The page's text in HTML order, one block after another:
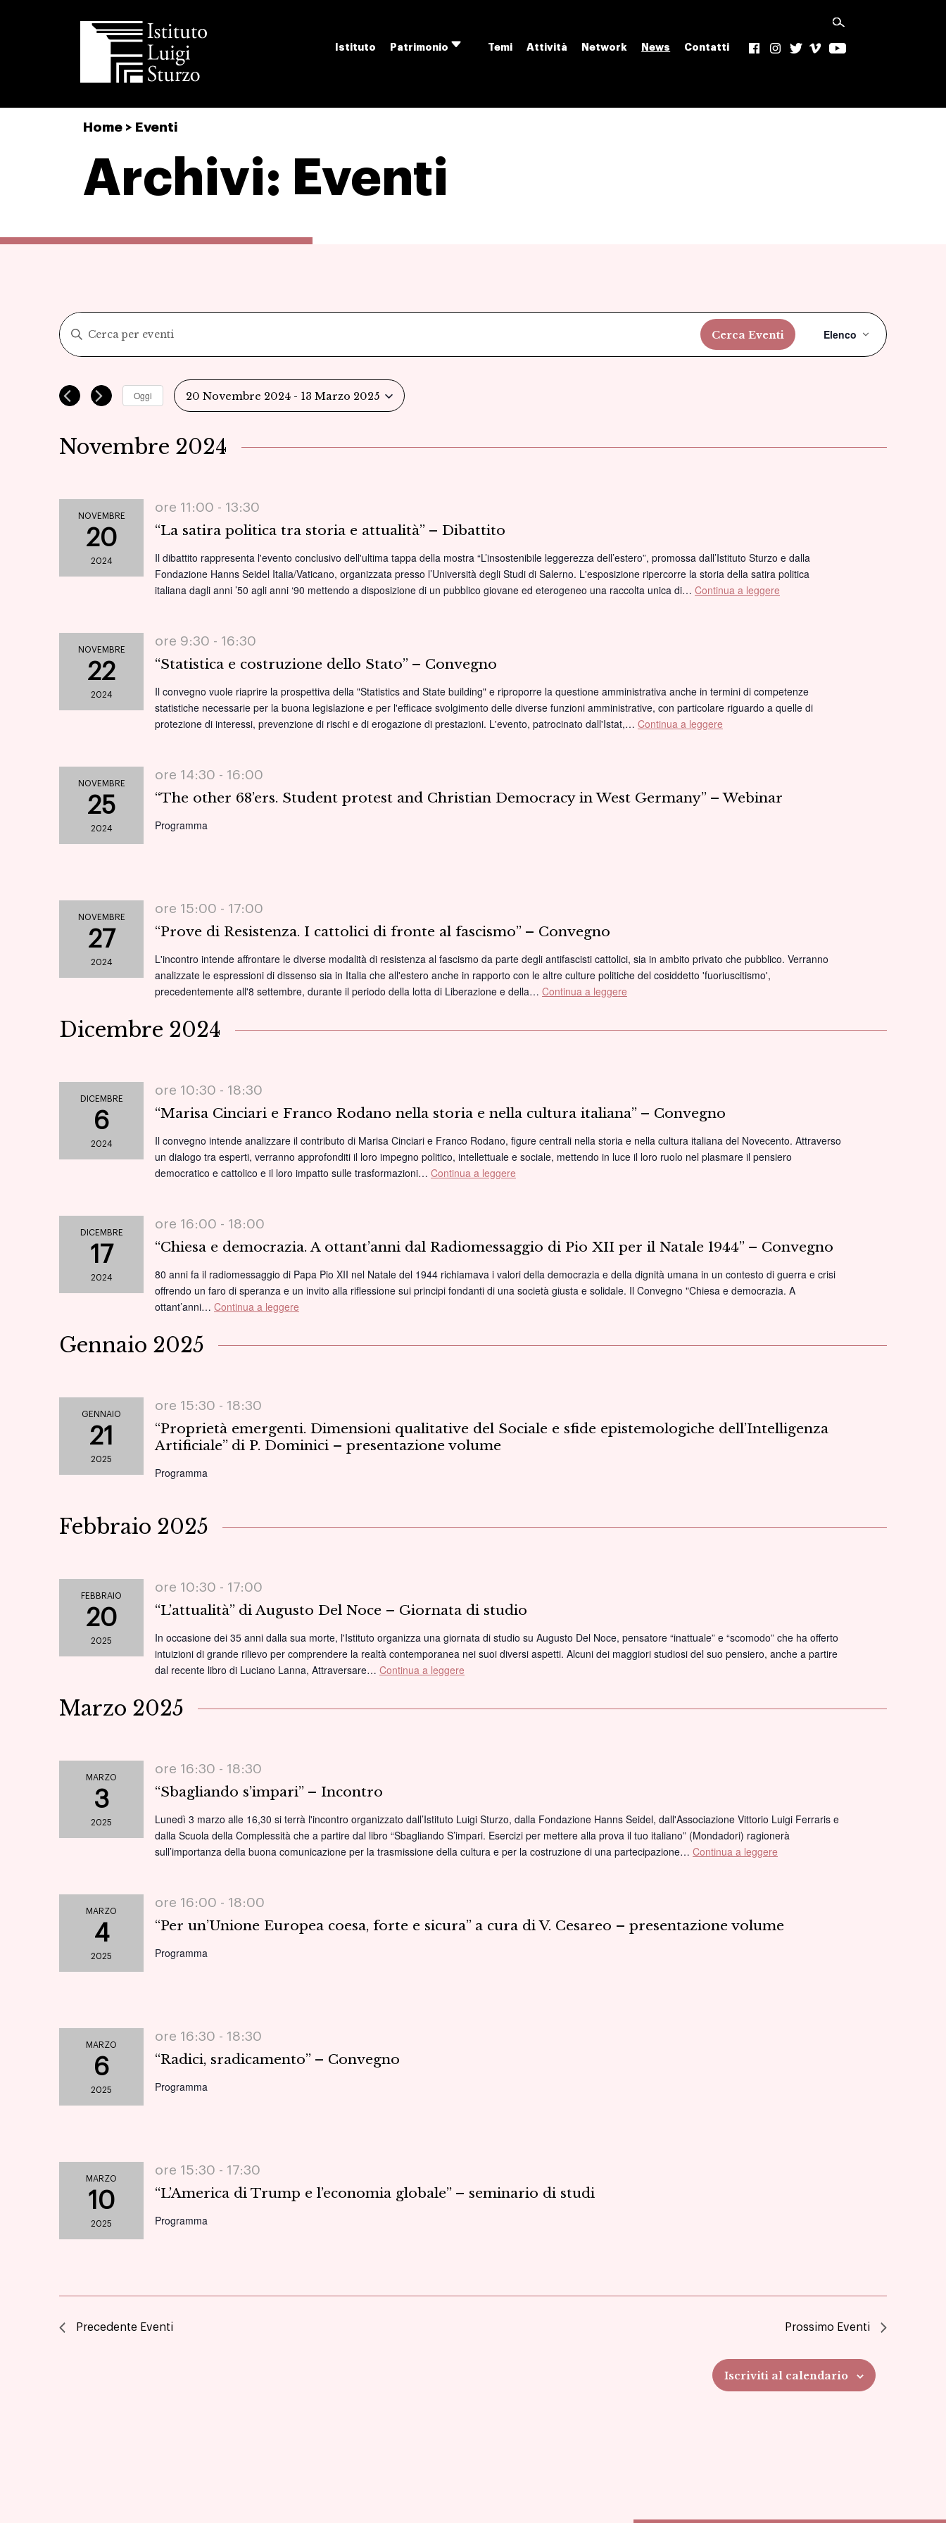
Istituto
Luigi
Istituto Patrimonio Temi Attività Network News Contatti f Ig v yt
Home > Eventi
Archivi: Eventi
Eventi
Ricerca
e
Inserisci
Parola
Cerca
Eventi
Parola
Cerca Eventi
Evento
Viste
Elenco
Oggi 20 Novembre 2024 - 13 Marzo 2025
la
data.
Novembre 2024
NOVEMBRE
20
2024
ore 11:00 - 13:30
“La satira politica tra storia e attualità” – Dibattito
Il dibattito rappresenta l'evento conclusivo dell'ultima tappa della mostra “L’insostenibile leggerezza dell’estero”, promossa dall’Istituto Sturzo e dalla
Fondazione Hanns Seidel Italia/Vaticano, organizzata presso l’Università degli Studi di Salerno. L'esposizione ripercorre la storia della satira politica
italiana dagli anni ’50 agli anni ‘90 mettendo a disposizione di un pubblico giovane ed eterogeneo una raccolta unica di… Continua a leggere
attualità”
–
NOVEMBRE
22
2024
ore 9:30 - 16:30
“Statistica e costruzione dello Stato” – Convegno
Il convegno vuole riaprire la prospettiva della "Statistics and State building" e riproporre la questione amministrativa anche in termini di competenze
statistiche necessarie per la buona legislazione e per l'efficace svolgimento delle diverse funzioni amministrative, con particolare riguardo a quelle di
protezione di interessi, prevenzione di rischi e di erogazione di prestazioni. L'evento, patrocinato dall'Istat,… Continua a leggere
Stato”
–
NOVEMBRE
25
2024
ore 14:30 - 16:00
“The other 68’ers. Student protest and Christian Democracy in West Germany” – Webinar
Programma
NOVEMBRE
27
2024
ore 15:00 - 17:00
“Prove di Resistenza. I cattolici di fronte al fascismo” – Convegno
L'incontro intende affrontare le diverse modalità di resistenza al fascismo da parte degli antifascisti cattolici, sia in ambito privato che pubblico. Verranno
analizzate le espressioni di dissenso sia in Italia che all'estero anche in rapporto con le altre culture politiche del cosiddetto 'fuoriuscitismo',
precedentemente all'8 settembre, durante il periodo della lotta di Liberazione e della… Continua a leggere
al
fascismo”
–
Convegno
Dicembre 2024
DICEMBRE
6
2024
ore 10:30 - 18:30
“Marisa Cinciari e Franco Rodano nella storia e nella cultura italiana” – Convegno
Il convegno intende analizzare il contributo di Marisa Cinciari e Franco Rodano, figure centrali nella storia e nella cultura italiana del Novecento. Attraverso
un dialogo tra esperti, verranno approfonditi il loro impegno politico, intellettuale e sociale, mettendo in luce il loro ruolo nel plasmare il pensiero
democratico e cattolico e il loro impatto sulle trasformazioni… Continua a leggere
Rodano
nella
storia
e
DICEMBRE
17
2024
ore 16:00 - 18:00
“Chiesa e democrazia. A ottant’anni dal Radiomessaggio di Pio XII per il Natale 1944” – Convegno
80 anni fa il radiomessaggio di Papa Pio XII nel Natale del 1944 richiamava i valori della democrazia e della dignità umana in un contesto di guerra e crisi
offrendo un faro di speranza e un invito alla riflessione sui principi fondanti di una società giusta e solidale. Il Convegno "Chiesa e democrazia. A
ottant’anni… Continua a leggere
di
Pio
XII
Gennaio 2025
GENNAIO
21
2025
ore 15:30 - 18:30
“Proprietà emergenti. Dimensioni qualitative del Sociale e sfide epistemologiche dell’Intelligenza
Artificiale” di P. Dominici – presentazione volume
Programma
Febbraio 2025
FEBBRAIO
20
2025
ore 10:30 - 17:00
“L’attualità” di Augusto Del Noce – Giornata di studio
In occasione dei 35 anni dalla sua morte, l'Istituto organizza una giornata di studio su Augusto Del Noce, pensatore “inattuale” e “scomodo” che ha offerto
intuizioni di grande rilievo per comprendere la realtà contemporanea nei suoi diversi aspetti. Alcuni dei maggiori studiosi del suo pensiero, anche a partire
dal recente libro di Luciano Lanna, Attraversare… Continua a leggere
Marzo 2025
MARZO
3
2025
ore 16:30 - 18:30
“Sbagliando s’impari” – Incontro
Lunedì 3 marzo alle 16,30 si terrà l'incontro organizzato dall’Istituto Luigi Sturzo, dalla Fondazione Hanns Seidel, dall'Associazione Vittorio Luigi Ferraris e
dalla Scuola della Complessità che a partire dal libro “Sbagliando S’impari. Esercizi per mettere alla prova il tuo italiano” (Mondadori) ragionerà
sull’importanza della buona comunicazione per la trasmissione della cultura e per la costruzione di una partecipazione… Continua a leggere
MARZO
4
2025
ore 16:00 - 18:00
“Per un’Unione Europea coesa, forte e sicura” a cura di V. Cesareo – presentazione volume
Programma
MARZO
6
2025
ore 16:30 - 18:30
“Radici, sradicamento” – Convegno
Programma
MARZO
10
2025
ore 15:30 - 17:30
“L’America di Trump e l’economia globale” – seminario di studi
Programma
Precedente Eventi Prossimo Eventi
Iscriviti al calendario